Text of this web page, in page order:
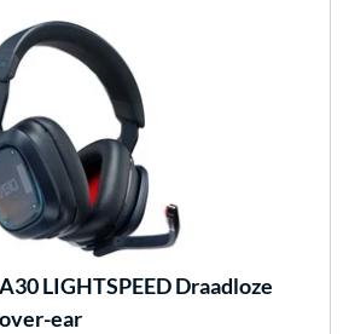
LIGHTSPEED Draadloze
ear